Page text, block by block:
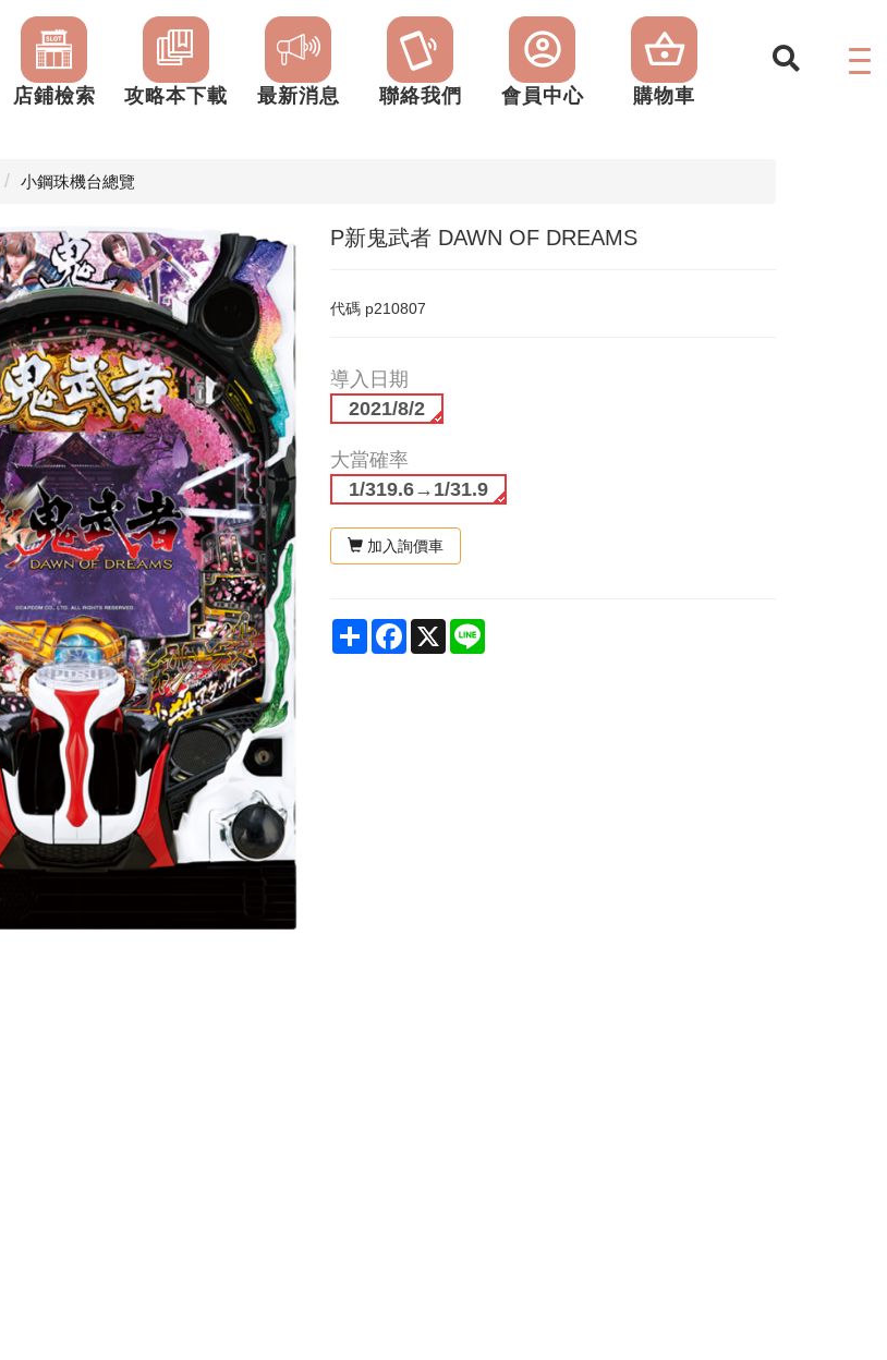
店鋪檢索 攻略本下載 最新消息 聯絡我們 會員中心 購物車
小鋼珠機台總覽
P新鬼武者 DAWN OF DREAMS
代碼 p210807
導入日期
2021/8/2
大當確率
1/319.6→1/31.9
加入詢價車
ShareFacebook
X